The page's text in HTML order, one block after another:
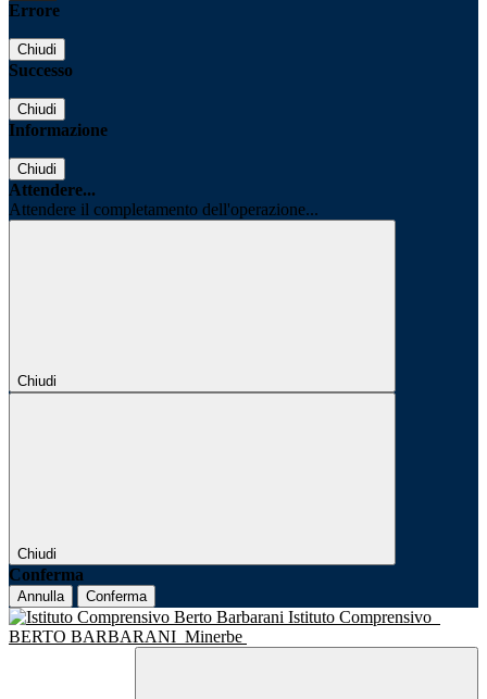
Errore
Chiudi
Successo
Chiudi
Informazione
Chiudi
Attendere...
Attendere il completamento dell'operazione...
Chiudi
Chiudi
Conferma
Annulla Conferma
Istituto Comprensivo
BERTO BARBARANI Minerbe